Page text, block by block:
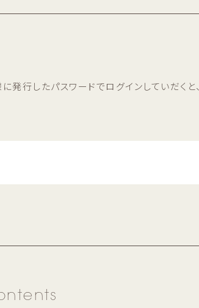
発行したパスワードでログインしていだくと、